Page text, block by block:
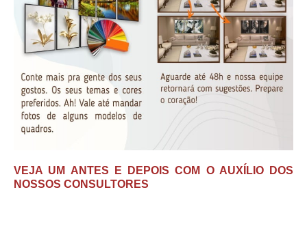
VEJA UM ANTES E DEPOIS COM O AUXÍLIO DOS
NOSSOS CONSULTORES